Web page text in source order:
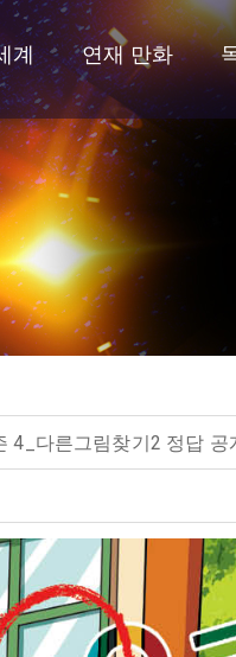
계 연재 만화
4_다른그림찾기2 정답 공